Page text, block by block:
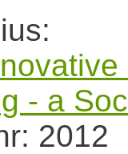
- a
2012